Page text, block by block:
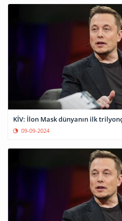
KİV: İlon Mask dünyanın ilk
09-09-2024